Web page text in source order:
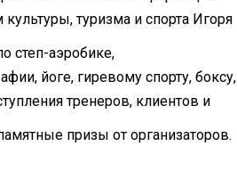
туризма и спорта Игоря
степ-аэробике,
йоге, гиревому спорту, боксу,
тренеров, клиентов и
призы от организаторов.